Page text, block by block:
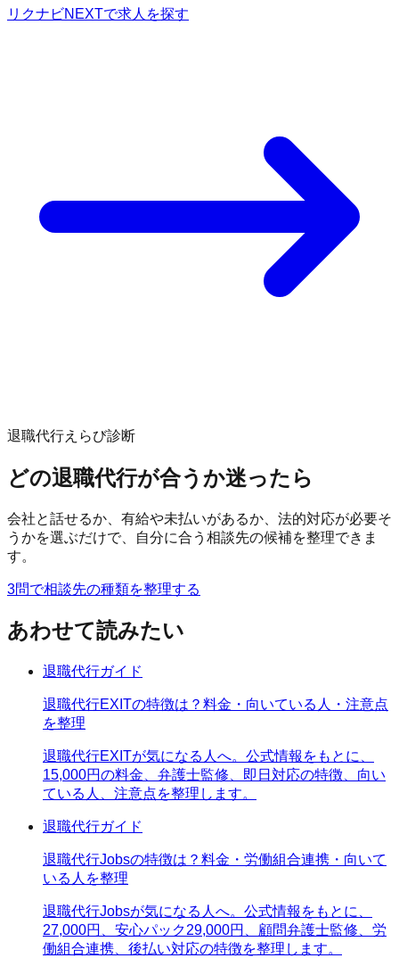
リクナビNEXTで求人を探す
退職代行えらび診断
どの退職代行が合うか迷ったら
会社と話せるか、有給や未払いがあるか、法的対応が必要そ
うかを選ぶだけで、自分に合う相談先の候補を整理できま
す。
3問で相談先の種類を整理する
あわせて読みたい
退職代行ガイド
退職代行EXITの特徴は？料金・向いている人・注意点
を整理
退職代行EXITが気になる人へ。公式情報をもとに、
15,000円の料金、弁護士監修、即日対応の特徴、向い
ている人、注意点を整理します。
退職代行ガイド
退職代行Jobsの特徴は？料金・労働組合連携・向いて
いる人を整理
退職代行Jobsが気になる人へ。公式情報をもとに、
27,000円、安心パック29,000円、顧問弁護士監修、労
働組合連携、後払い対応の特徴を整理します。